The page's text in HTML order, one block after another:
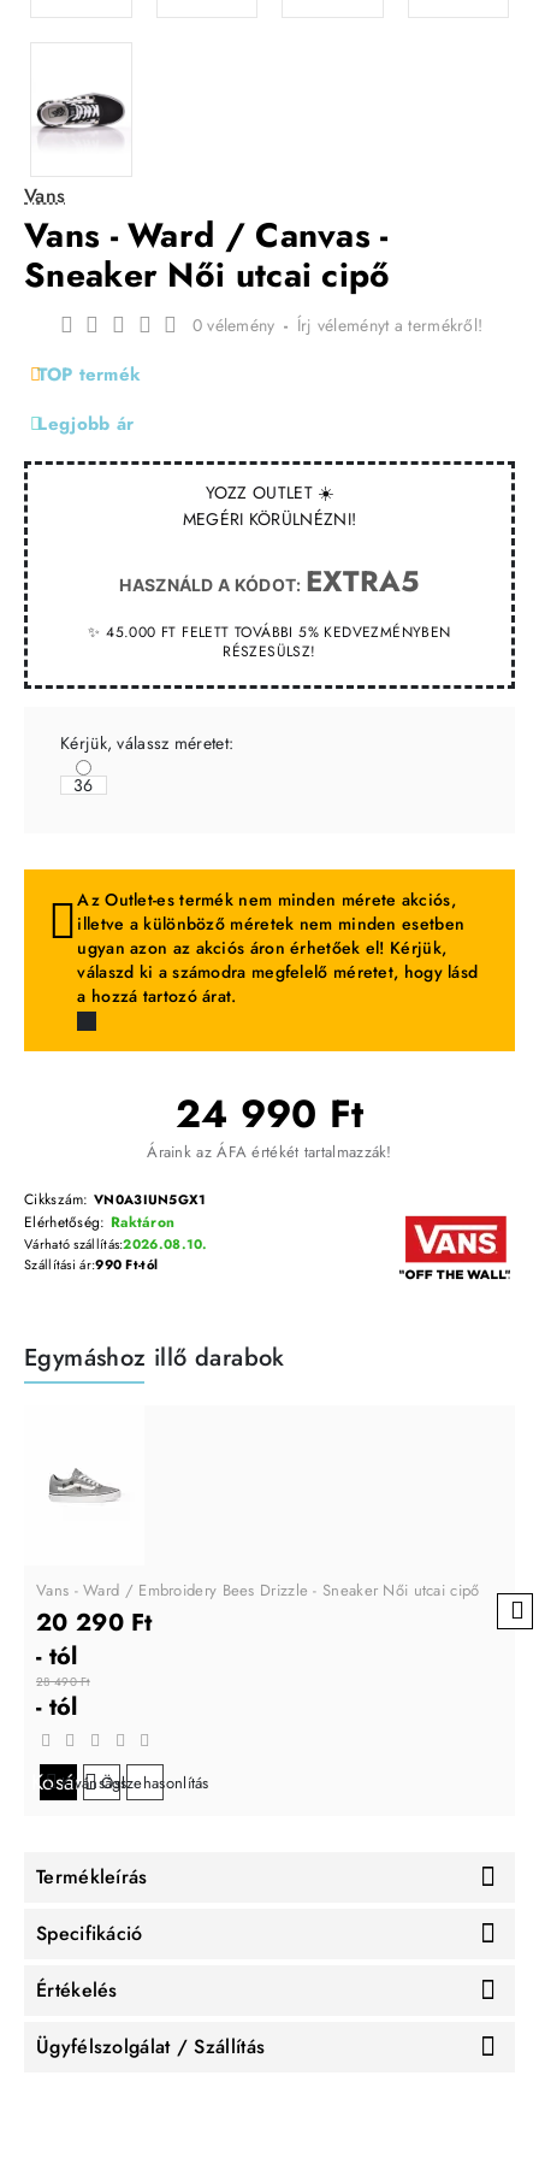
Vans
Vans - Ward / Canvas -
Sneaker Női utcai cipő
YOZZ OUTLET ☀️
MEGÉRI KÖRÜLNÉZNI!
HASZNÁLD A KÓDOT: EXTRA5
✨ 45.000 FT FELETT TOVÁBBI 5% KEDVEZMÉNYBEN
RÉSZESÜLSZ!
TOP termék
Legjobb ár
0 vélemény - Írj véleményt a termékről!
24 990 Ft
Áraink az ÁFA értékét tartalmazzák!
Cikkszám: VN0A3IUN5GX1
Elérhetőség: Raktáron
Várható szállítás:2026.08.10.
Szállítási ár:990 Ft-tól
Kérjük, válassz méretet:
36
Az Outlet-es termék nem minden mérete akciós,
illetve a különböző méretek nem minden esetben
ugyan azon az akciós áron érhetőek el! Kérjük,
válaszd ki a számodra megfelelő méretet, hogy lásd
a hozzá tartozó árat.
Egymáshoz illő darabok
Vans - Ward / Embroidery Bees Drizzle - Sneaker Női utcai cipő
20 290 Ft
- tól
28 490 Ft
- tól
Kosárba
Kívánságlistára
Összehasonlítás
Termékleírás
Specifikáció
Értékelés
Ügyfélszolgálat / Szállítás